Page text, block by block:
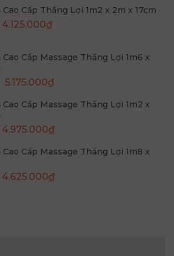
8.650.000₫.là:
Cấp Thắng Lợi 1m2 x 2m x 17cm
Giá
8.250.000₫.
4.125.000₫Giá
là:
Cao Cấp Massage Thắng Lợi 1m6 x
Giá
là:
5.175.000₫Giá
tại
5.175.000₫.
Cao Cấp Massage Thắng Lợi 1m2 x
Giá
là:
4.975.000₫Giá
tại
4.975.000₫.
Cao Cấp Massage Thắng Lợi 1m8 x
Giá
4.625.000₫Giá